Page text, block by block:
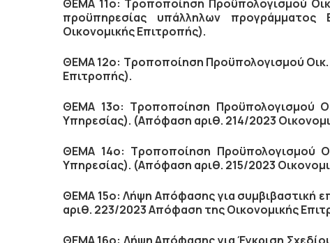
ΘΕΜΑ 11ο: Τροποποίηση Προϋπολογισμού
προϋπηρεσίας υπάλληλων
Οικονομικής Επιτροπής).
ΘΕΜΑ 12ο: Τροποποίηση Προϋπολογισμού
Επιτροπής).
ΘΕΜΑ 13ο: Τροποποίηση Προϋπολογισμού
Υπηρεσίας). (Απόφαση αριθ. 214/2023
ΘΕΜΑ 14ο: Τροποποίηση Προϋπολογισμού
Υπηρεσίας). (Απόφαση αριθ. 215/2023
ΘΕΜΑ 15ο: Λήψη Απόφασης για συμβιβαστική
αριθ. 223/2023 Απόφαση της Οικονομικής